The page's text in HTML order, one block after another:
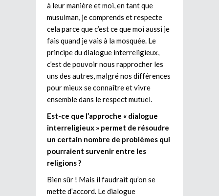
à leur manière et moi, en tant que
musulman, je comprends et respecte
cela parce que c’est ce que moi aussi je
fais quand je vais à la mosquée. Le
principe du dialogue interreligieux,
c’est de pouvoir nous rapprocher les
uns des autres, malgré nos différences
pour mieux se connaître et vivre
ensemble dans le respect mutuel.
Est-ce que l’approche « dialogue
interreligieux » permet de résoudre
un certain nombre de problèmes qui
pourraient survenir entre les
religions ?
Bien sûr ! Mais il faudrait qu’on se
mette d’accord. Le dialogue